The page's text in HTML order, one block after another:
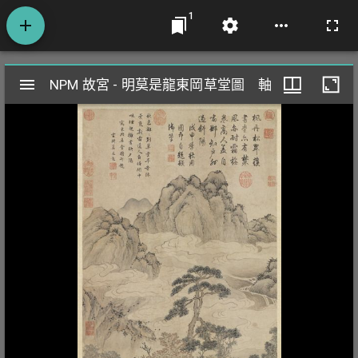
1
Mirador
閱
NPM 故宮 - 明莫是龍東岡草堂圖 軸
NPM 故宮 - 明莫是龍東岡草堂圖 軸